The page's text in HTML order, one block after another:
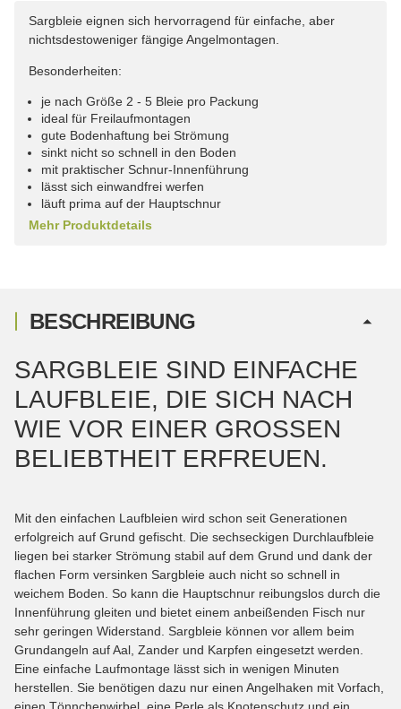
Sargbleie eignen sich hervorragend für einfache, aber
nichtsdestoweniger fängige Angelmontagen.
Besonderheiten:
je nach Größe 2 - 5 Bleie pro Packung
ideal für Freilaufmontagen
gute Bodenhaftung bei Strömung
sinkt nicht so schnell in den Boden
mit praktischer Schnur-Innenführung
lässt sich einwandfrei werfen
läuft prima auf der Hauptschnur
Mehr Produktdetails
BESCHREIBUNG
SARGBLEIE SIND EINFACHE
LAUFBLEIE, DIE SICH NACH
WIE VOR EINER GROSSEN B
ELIEBTHEIT ERFREUEN.
Mit den einfachen Laufbleien wird schon seit Generationen
erfolgreich auf Grund gefischt. Die sechseckigen Durchlaufbleie
liegen bei starker Strömung stabil auf dem Grund und dank der
flachen Form versinken Sargbleie auch nicht so schnell in
weichem Boden. So kann die Hauptschnur reibungslos durch die
Innenführung gleiten und bietet einem anbeißenden Fisch nur
sehr geringen Widerstand. Sargbleie können vor allem beim
Grundangeln auf Aal, Zander und Karpfen eingesetzt werden.
Eine einfache Laufmontage lässt sich in wenigen Minuten
herstellen. Sie benötigen dazu nur einen Angelhaken mit Vorfach,
einen Tönnchenwirbel, eine Perle als Knotenschutz und ein